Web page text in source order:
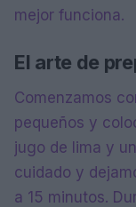
mejor funciona.
El arte de
Comenzamos
pequeños y
jugo de lima y
cuidado y
a 15 minutos.